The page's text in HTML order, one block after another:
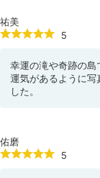
祐美
5
幸運の滝や奇跡の島
運気があるように写
した。
佑磨
5